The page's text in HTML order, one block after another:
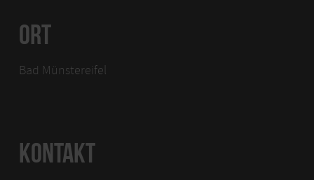
ORT
Bad Münstereifel
KONTAKT